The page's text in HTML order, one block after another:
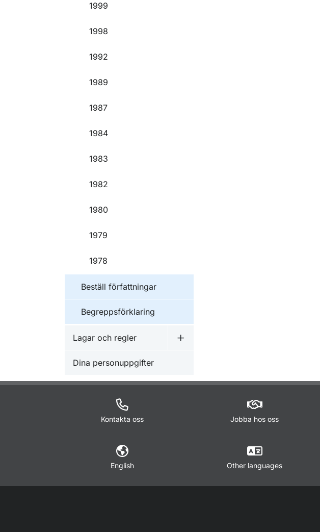
1999
1998
1992
1989
1987
1984
1983
1982
1980
1979
1978
Beställ författningar
Begreppsförklaring
Lagar och regler
Undermeny för Lagar och regler
Dina personuppgifter
Kontakta oss Jobba hos oss
English Other languages